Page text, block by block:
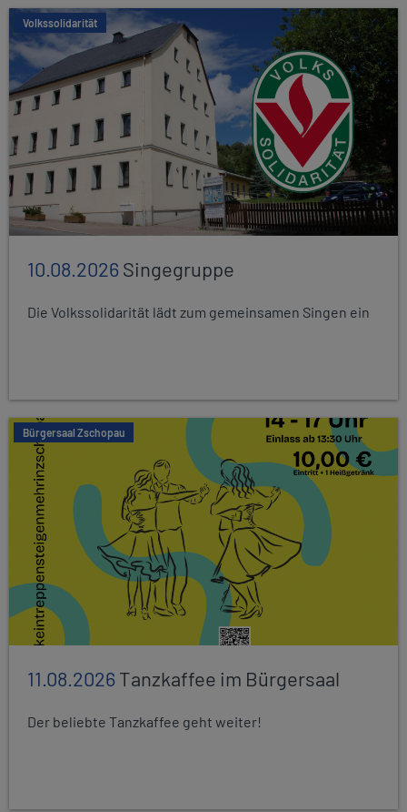
Volkssolidarität
10.08.2026Singegruppe
Die Volkssolidarität lädt zum gemeinsamen Singen ein
Bürgersaal Zschopau
11.08.2026Tanzkaffee im Bürgersaal
Der beliebte Tanzkaffee geht weiter!